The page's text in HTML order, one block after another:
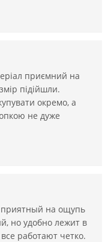
приємний на
підійшли.
окремо, а
не дуже
приятный на ощупь
но удобно лежит в
работают четко.